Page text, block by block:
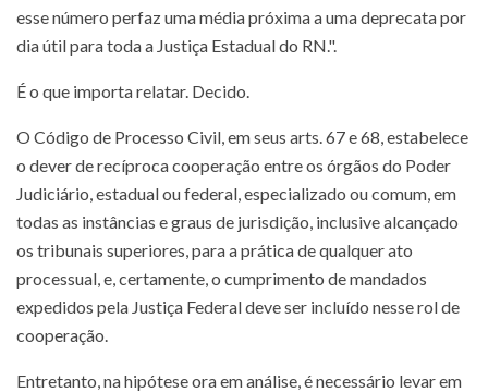
esse número perfaz uma média próxima a uma deprecata por
dia útil para toda a Justiça Estadual do RN.".
É o que importa relatar. Decido.
O Código de Processo Civil, em seus arts. 67 e 68, estabelece
o dever de recíproca cooperação entre os órgãos do Poder
Judiciário, estadual ou federal, especializado ou comum, em
todas as instâncias e graus de jurisdição, inclusive alcançado
os tribunais superiores, para a prática de qualquer ato
processual, e, certamente, o cumprimento de mandados
expedidos pela Justiça Federal deve ser incluído nesse rol de
cooperação.
Entretanto, na hipótese ora em análise, é necessário levar em